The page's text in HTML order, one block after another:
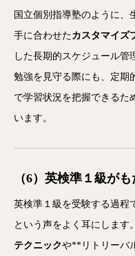
国立個別指導塾のように、
手に合わせたカスタマイズ
した長期的スケジュール管
勉強を見守る際にも、定期
で学習状況を把握できるた
います。
（6）英検準１級が
英検準１級を受験する過程
という声をよく耳にします
テクニックや**リトリーバ